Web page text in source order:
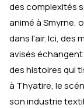
des complexités
animé à Smyrne,
dans l'air. Ici, des
avisés
des histoires qui
à Thyatire, le
son industrie